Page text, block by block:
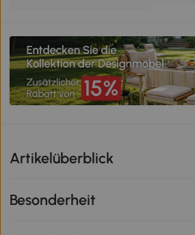
Artikelüberblick
Besonderheit